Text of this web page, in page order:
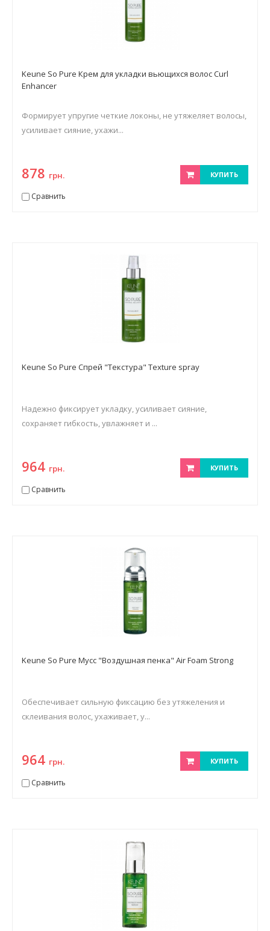
Keune So Pure Крем для укладки вьющихся волос Curl
Enhancer
Формирует упругие четкие локоны, не утяжеляет волосы,
усиливает сияние, ухажи...
878 грн. КУПИТЬ
Сравнить
Keune So Pure Спрей "Текстура" Texture spray
Надежно фиксирует укладку, усиливает сияние,
сохраняет гибкость, увлажняет и ...
964 грн. КУПИТЬ
Сравнить
Keune So Pure Мусс "Воздушная пенка" Air Foam Strong
Обеспечивает сильную фиксацию без утяжеления и
склеивания волос, ухаживает, у...
964 грн. КУПИТЬ
Сравнить